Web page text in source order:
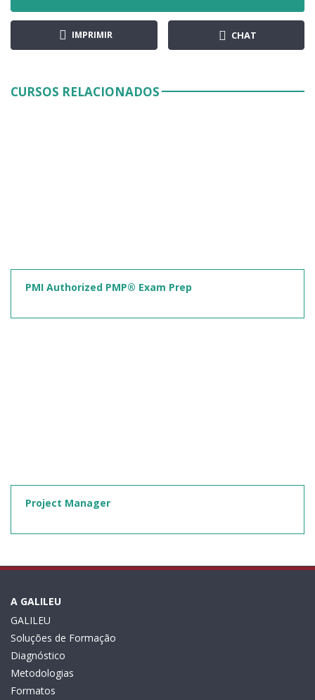
IMPRIMIR CHAT
CURSOS RELACIONADOS
PMI Authorized PMP® Exam Prep
Project Manager
A GALILEU
GALILEU
Soluções de Formação
Diagnóstico
Metodologias
Formatos